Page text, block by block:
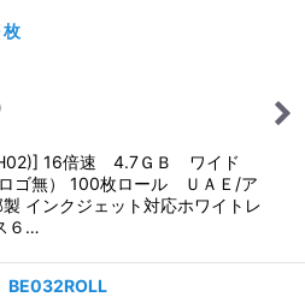
枚
16倍速 4.7ＧＢ ワイド
ゴ無） 100枚ロール ＵＡＥ/ア
インクジェット対応ホワイトレ
６…